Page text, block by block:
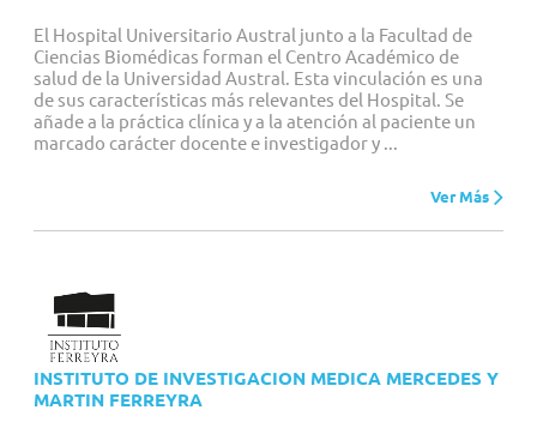
El Hospital Universitario Austral junto a la Facultad de
Ciencias Biomédicas forman el Centro Académico de
salud de la Universidad Austral. Esta vinculación es una
de sus características más relevantes del Hospital. Se
añade a la práctica clínica y a la atención al paciente un
marcado carácter docente e investigador y ...
Ver Más
INSTITUTO DE INVESTIGACION MEDICA MERCEDES Y
MARTIN FERREYRA